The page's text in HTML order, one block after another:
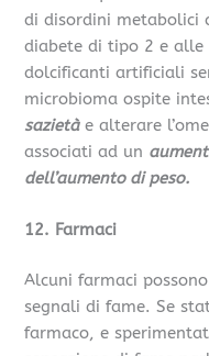
di disordini metabolici
diabete di tipo 2 e alle
dolcificanti artificiali
microbioma ospite
sazietàe alterare
associati ad un
dell’aumento di peso.
12. Farmaci
Alcuni farmaci
segnali di fame. Se
farmaco, e